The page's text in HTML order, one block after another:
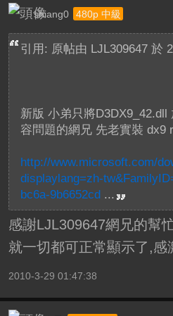
shiang0 480p 中級
引用: 原帖由 LJL309647於
新版 小弟只將
容問題的網兄 先老實裝 dx9
http://www.microsoft.com/
displaylang=zh-
bc6a-9b6652cd...
感謝LJL309647網兄的幫
就一切都可正常顯示了,感
2010-3-29 01:47:38